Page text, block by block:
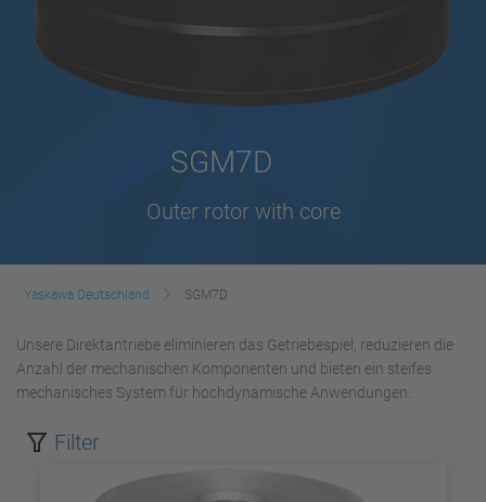
SGM7D
Outer rotor with core
Yaskawa Deutschland SGM7D
Unsere Direktantriebe eliminieren das Getriebespiel, reduzieren die
Anzahl der mechanischen Komponenten und bieten ein steifes
mechanisches System für hochdynamische Anwendungen.
Filter